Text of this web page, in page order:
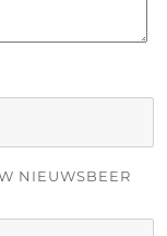
NIEUWSBEER